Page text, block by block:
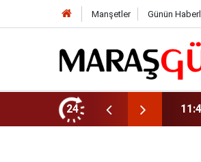
Manşetler Günün
24
81 ilde 30 bin personel alınacak